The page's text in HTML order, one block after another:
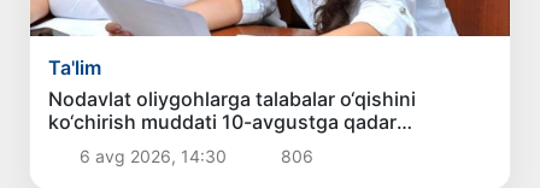
Ta'lim
Nodavlat oliygohlarga talabalar o‘qishini
ko‘chirish muddati 10-avgustga qadar
uzaytirildi
6 avg 2026, 14:30 806